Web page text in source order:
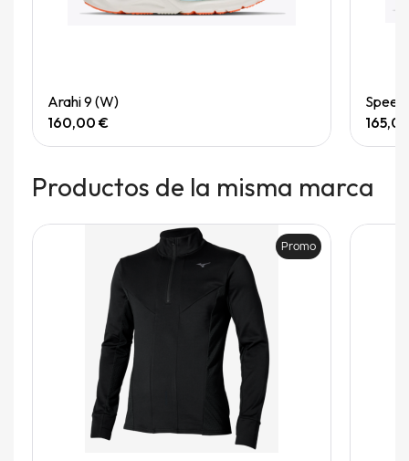
Arahi 9 (W)
160,00 €
Productos de la misma marca
Promo